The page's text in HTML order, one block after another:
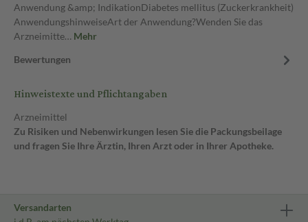
Anwendung &amp; IndikationDiabetes mellitus (Zuckerkrankheit)
AnwendungshinweiseArt der Anwendung?Wenden Sie das
Arzneimitte… Mehr
Bewertungen
Hinweistexte und Pflichtangaben
Arzneimittel
Zu Risiken und Nebenwirkungen lesen Sie die Packungsbeilage
und fragen Sie Ihre Ärztin, Ihren Arzt oder in Ihrer Apotheke.
Versandarten